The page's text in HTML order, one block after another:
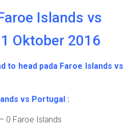
Islands vs
Oktober 2016
to head pada Faroe Islands vs
vs Portugal :
0 Faroe Islands